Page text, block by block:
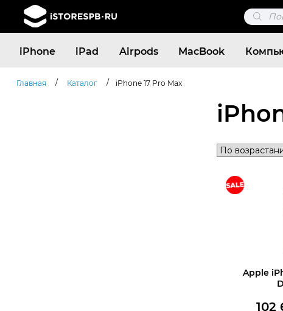
Поиск
iPhone iPad Airpods MacBook
Поиск
товаров
Главная / Каталог / iPhone 17 Pro Max
Apple
102